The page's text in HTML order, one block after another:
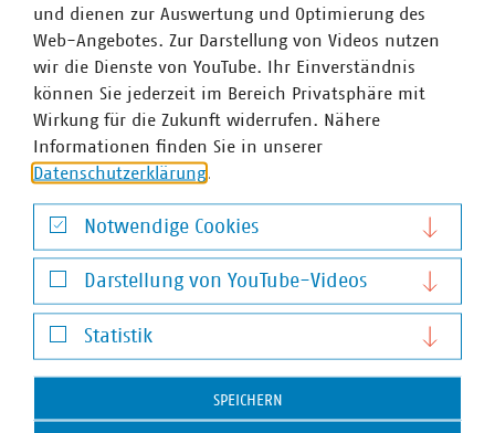
+49 30 58580-180
jaacks(at)vku(dot)de
und dienen zur Auswertung und Optimierung des
Web-Angebotes. Zur Darstellung von Videos nutzen
wir die Dienste von YouTube. Ihr Einverständnis
können Sie jederzeit im Bereich Privatsphäre mit
Wirkung für die Zukunft widerrufen. Nähere
Informationen finden Sie in unserer
Datenschutzerklärung
Notwendige Cookies
Notwendige Cookies
Darstellung von YouTube-Videos
Darstellung von YouTube-Videos
Statistik
Statistik
SPEICHERN